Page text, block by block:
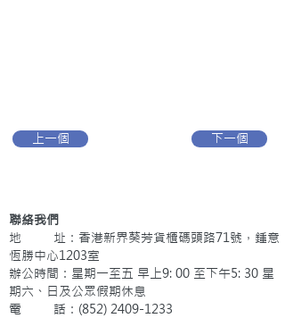
上一個 下一個
聯絡我們
地 址：香港新界葵芳貨櫃碼頭路71號，鍾意
恆勝中心1203室
辦公時間：星期一至五 早上9: 00 至下午5: 30 星
期六、日及公眾假期休息
電 話：(852) 2409-1233